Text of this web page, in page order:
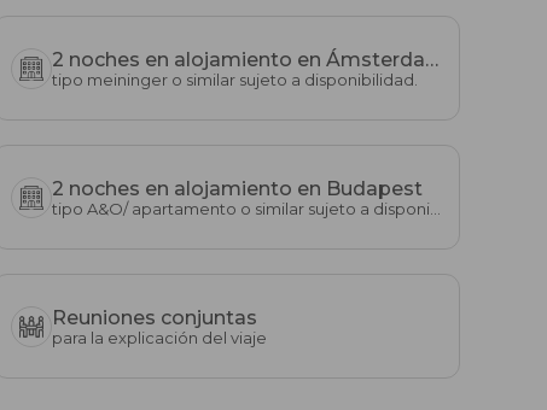
2 noches en alojamiento en Ámsterdam
tipo meininger o similar sujeto a disponibilidad.
2 noches en alojamiento en Budapest
Reuniones conjuntas
para la explicación del viaje